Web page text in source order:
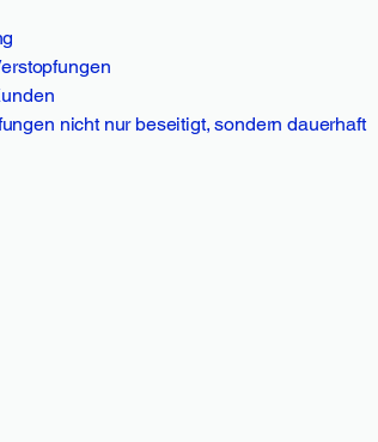
nicht nur beseitigt, sondern dauerhaft